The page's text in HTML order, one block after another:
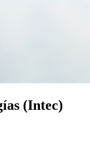
(Intec)